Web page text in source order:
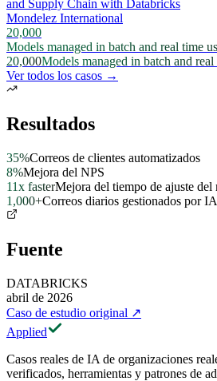
and Supply Chain with Databricks
Mondelez International
20,000
Models managed in batch and real time
20,000Models managed in batch and
Ver todos los casos →
Resultados
35%Correos de clientes automatizados
8%Mejora del NPS
11x fasterMejora del tiempo de ajuste del
1,000+Correos diarios gestionados por IA
Fuente
DATABRICKS
abril de 2026
Caso de estudio original ↗
Applied
Casos reales de IA de organizaciones
verificados, herramientas y patrones de